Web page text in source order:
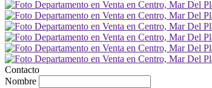
Contacto
Nombre